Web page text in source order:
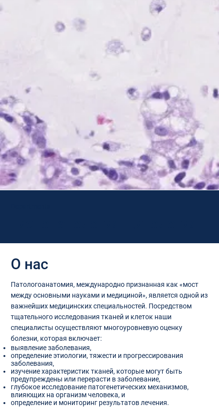
О нас
Патологоанатомия, международно признанная как «мост
между основными науками и медициной», является одной из
важнейших медицинских специальностей. Посредством
тщательного исследования тканей и клеток наши
специалисты осуществляют многоуровневую оценку
болезни, которая включает:
выявление заболевания,
определение этиологии, тяжести и прогрессирования
заболевания,
изучение характеристик тканей, которые могут быть
предупреждены или перерасти в заболевание,
глубокое исследование патогенетических механизмов,
влияющих на организм человека, и
определение и мониторинг результатов лечения.